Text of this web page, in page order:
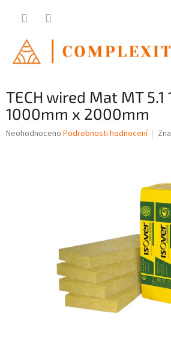
TECH wired Mat MT
1000mm x 2000mm
Průměrné
Neohodnoceno Podrobnosti hodnocení